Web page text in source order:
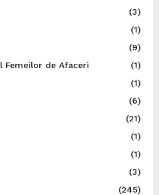
(3)
(1)
(9)
Femeilor de Afaceri
(1)
(1)
(6)
(21)
(1)
(1)
(3)
(245)